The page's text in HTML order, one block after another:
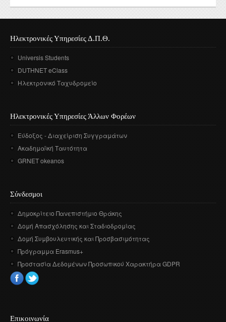
Ηλεκτρονικές Υπηρεσίες Δ.Π.Θ.
Universis Students
DUTHNET eClass
Ηλεκτρονικό Ταχυδρομείο
Ηλεκτρονικές Υπηρεσίες Άλλων Φορέων
Εύδοξος - Διαχείριση Συγγραμάτων
Ακαδημαϊκή Ταυτότητα
GRNET okeanos
Σύνδεσμοι
Δημοκρίτειο Πανεπιστήμιο Θράκης
Δομή Απασχόλησης και Σταδιοδρομίας
Δομή Συμβουλευτικής και Προσβασιμότητας
Πρόγραμμα Erasmus+
Προστασία Δεδομένων Προσωπικού Χαρακτήρα GDPR
Επικοινωνία